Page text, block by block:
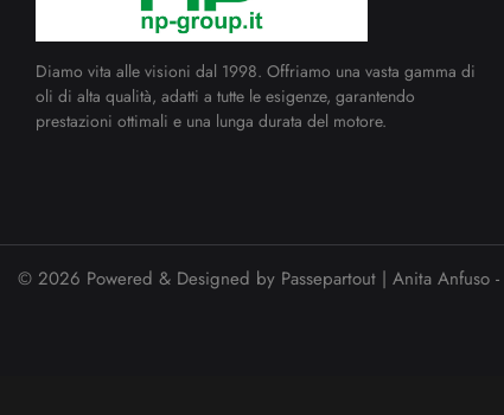
Diamo vita alle visioni dal 1998. Offriamo una vasta gamma di
oli di alta qualità, adatti a tutte le esigenze, garantendo
prestazioni ottimali e una lunga durata del motore.
© 2026 Powered & Designed by Passepartout | Anita Anfuso -